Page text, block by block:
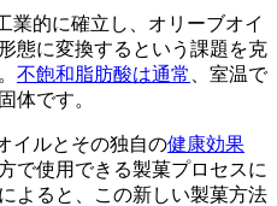
業的に確立し、オリーブオイ
態に変換するという課題を克
不飽和脂肪酸は通常
、室温で
体です。
イルとその独自の健康効果
で使用できる製菓プロセスに
よると、この新しい製菓方法